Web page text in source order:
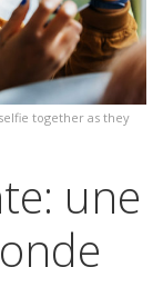
together as they
une